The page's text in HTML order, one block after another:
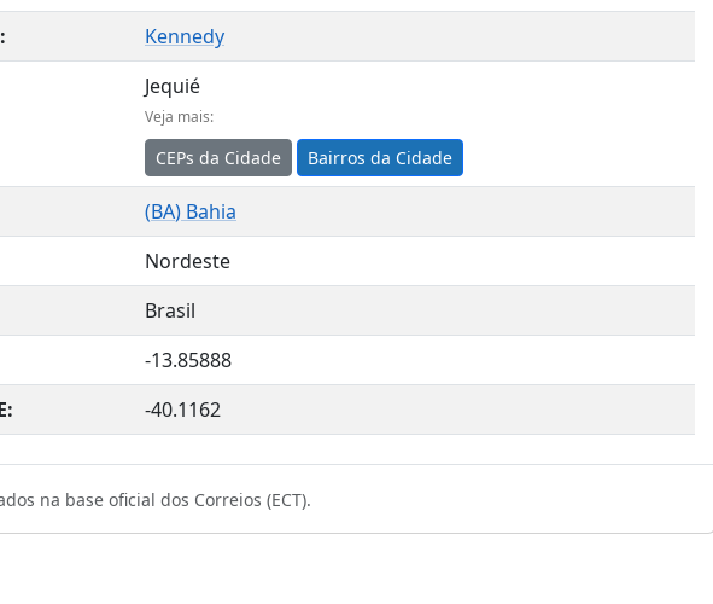
Kennedy
Jequié
Veja mais:
CEPs da Cidade Bairros da Cidade
(BA) Bahia
Nordeste
Brasil
-13.85888
-40.1162
na base oficial dos Correios (ECT).